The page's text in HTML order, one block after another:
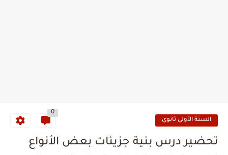
السنة الأولى ثانوى
0
تحضير درس بنية جزيئات بعض الأنواع